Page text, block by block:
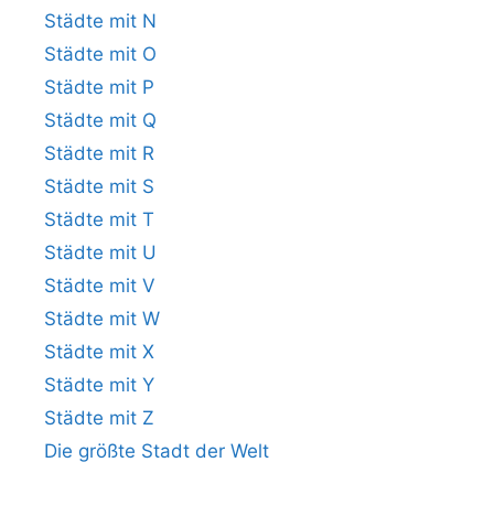
Städte mit N
Städte mit O
Städte mit P
Städte mit Q
Städte mit R
Städte mit S
Städte mit T
Städte mit U
Städte mit V
Städte mit W
Städte mit X
Städte mit Y
Städte mit Z
Die größte Stadt der Welt